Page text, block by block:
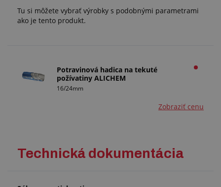
Tu si môžete vybrať výrobky s podobnými parametrami
ako je tento produkt.
Potravinová hadica na tekuté
požívatiny ALICHEM
16/24mm
Zobraziť cenu
Technická dokumentácia